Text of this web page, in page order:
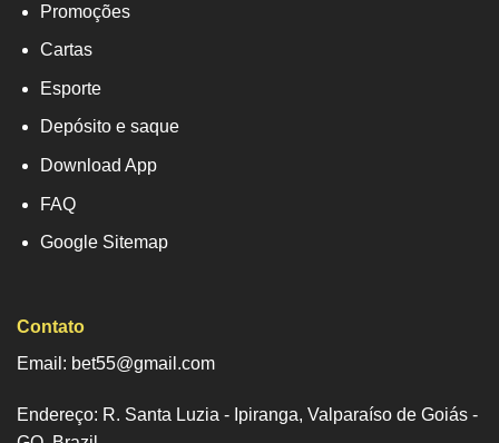
Promoções
Cartas
Esporte
Depósito e saque
Download App
FAQ
Google Sitemap
Contato
Email: bet55@gmail.com
Endereço: R. Santa Luzia - Ipiranga, Valparaíso de Goiás -